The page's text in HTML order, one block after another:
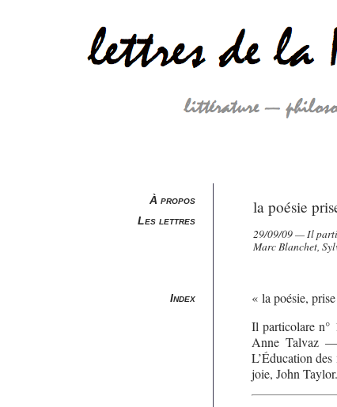
À propos
Les lettres
Index
la poésie
29/09/09 — Il
Marc Blanchet,
« la poésie,
Il particolare
Anne Talvaz
L’Éducation
joie, John Taylor.